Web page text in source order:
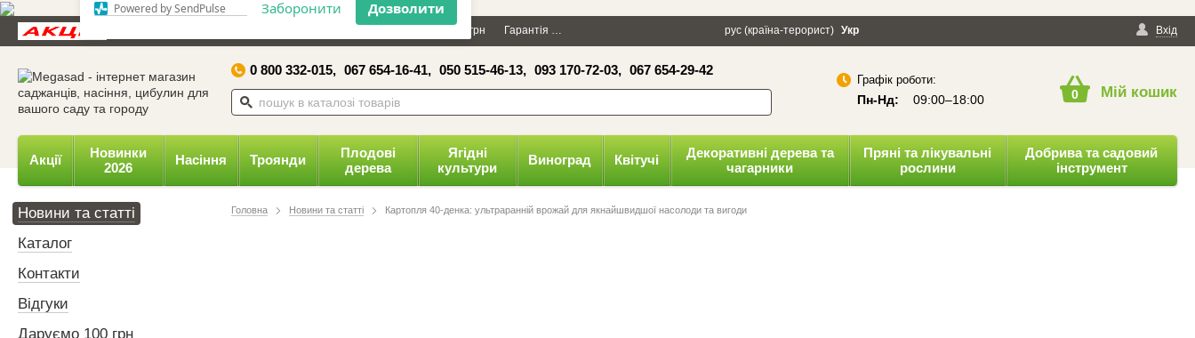
відправляти вам сповіщення на
робочий стіл.
Powered by SendPulse Заборонити Дозволити
×
Даруємо 100 грн Гарантія Політика конфіденційності Вхід
рус (країна-терорист) Укр
0 800 332-015, 067 654-16-41, 050 515-46-13, 093 170-72-03, 067 654-29-42
Графік роботи:
Пн-Нд: 09:00–18:00 0 Мій кошик
Акції
Новинки
2026
Насіння Троянди
Плодові
дерева
Ягідні
культури
Виноград Квітучі
Декоративні дерева та
чагарники
Пряні та лікувальні
рослини
Добрива та садовий
інструмент
Головна Новини та статті Картопля 40-денка: ультраранній врожай для якнайшвидшої насолоди та вигоди
Новини та статті
Каталог
Контакти
Відгуки
Даруємо 100 грн